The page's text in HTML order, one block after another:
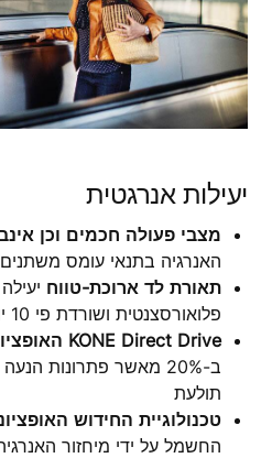
יעילות אנרגטית
מצבי פעולה חכמים וכן
האנרגיה בתנאי עומס משתנים
תאורת לד ארוכת-טווח
פלואורסצנטית ושורדת פי 10 יותר זמן
KONE Direct Drive האופציונלי
ב-20% מאשר פתרונות
תולעת
טכנולוגיית החידוש
החשמל על ידי מיחזור